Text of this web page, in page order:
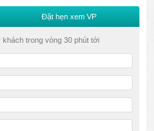
Đặt hẹn xem VP
trong vòng 30 phút tới